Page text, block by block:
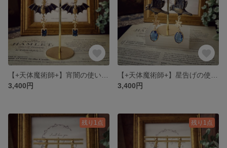
3,400円
3,400円
残り1点 残り1点